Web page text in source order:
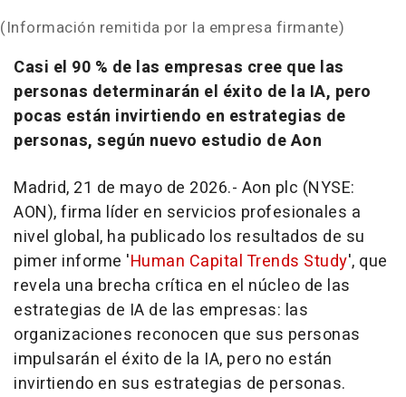
(Información remitida por la empresa firmante)
Casi el 90 % de las empresas cree que las
personas determinarán el éxito de la IA, pero
pocas están invirtiendo en estrategias de
personas, según nuevo estudio de Aon
Madrid, 21 de mayo de 2026.- Aon plc (NYSE:
AON), firma líder en servicios profesionales a
nivel global, ha publicado los resultados de su
pimer informe 'Human Capital Trends Study', que
revela una brecha crítica en el núcleo de las
estrategias de IA de las empresas: las
organizaciones reconocen que sus personas
impulsarán el éxito de la IA, pero no están
invirtiendo en sus estrategias de personas.